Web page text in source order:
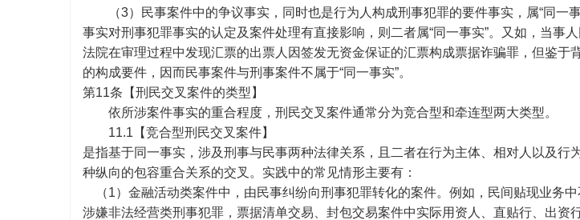
（3）民事案件中的争议事实，同时也是行为人构成刑事犯罪的要件事实，属“同一
事实对刑事犯罪事实的认定及案件处理有直接影响，则二者属“同一事实”。又如，当事
法院在审理过程中发现汇票的出票人因签发无资金保证的汇票构成票据诈骗罪，但鉴于
的构成要件，因而民事案件与刑事案件不属于“同一事实”。
第11条【刑民交叉案件的类型】
依所涉案件事实的重合程度，刑民交叉案件通常分为竞合型和牵连型两大类型。
11.1【竞合型刑民交叉案件】
是指基于同一事实，涉及刑事与民事两种法律关系，且二者在行为主体、相对人以及行
种纵向的包容重合关系的交叉。实践中的常见情形主要有：
（1）金融活动类案件中，由民事纠纷向刑事犯罪转化的案件。例如，民间贴现业务
涉嫌非法经营类刑事犯罪，票据清单交易、封包交易案件中实际用资人、直贴行、出资